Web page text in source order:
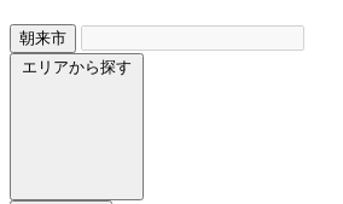
朝来市
エリアから探す